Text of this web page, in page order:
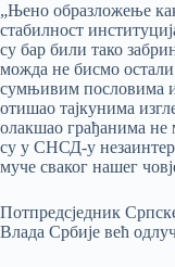
„Њено образложење
стабилност
су бар били тако
можда не бисмо
сумњивим пословима и
отишао тајкунима
олакшао грађанима не
су у СНСД-у
муче сваког нашег
Потпредсједник
Влада Србије већ